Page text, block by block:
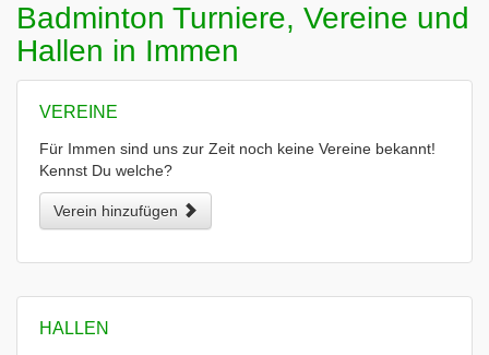
Badminton Turniere, Vereine und
Hallen in Immen
VEREINE
Für Immen sind uns zur Zeit noch keine Vereine bekannt!
Kennst Du welche?
Verein hinzufügen
HALLEN